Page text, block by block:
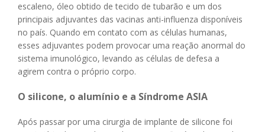
escaleno, óleo obtido de tecido de tubarão e um dos
principais adjuvantes das vacinas anti-influenza disponíveis
no país. Quando em contato com as células humanas,
esses adjuvantes podem provocar uma reação anormal do
sistema imunológico, levando as células de defesa a
agirem contra o próprio corpo.
O silicone, o alumínio e a Síndrome ASIA
Após passar por uma cirurgia de implante de silicone foi